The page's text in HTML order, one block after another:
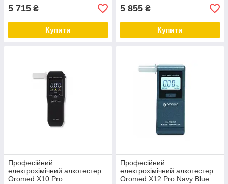
5 715 ₴
Купити
5 855 ₴
Купити
Професійний
електрохімічний алкотестер
Oromed X10 Pro
Професійний
електрохімічний алкотестер
Oromed X12 Pro Navy Blue